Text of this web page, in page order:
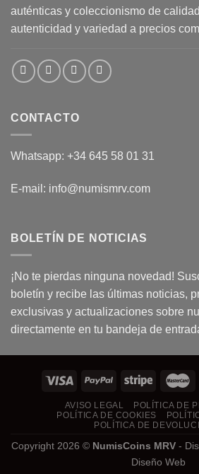
auténticas y coleccionismo de
autenticidad y variedad a precios
CONTACTO
Whatsapp: +34 645 58 01 31
E-mail: info@numismrv.com
BOLETÍN DE NOTICIAS
¡No te pierdas ninguna novedad!
boletín y recibe las últimas noticias,
exclusivas y actualizaciones sobre
directamente en tu bandeja de
AVISO LEGAL
POLÍTICA DE
POLÍTICA DE COOKIES
POLÍTICA DE
Copyright 2026 © NumisCoins MRV -
Diseño Web